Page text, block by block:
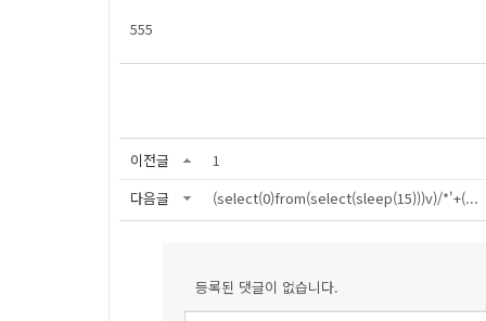
555
이전글
1
다음글
(select(0)from(select(sleep(15)))v)/*'+(...
등록된 댓글이 없습니다.